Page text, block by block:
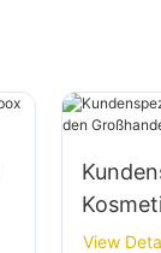
den
View